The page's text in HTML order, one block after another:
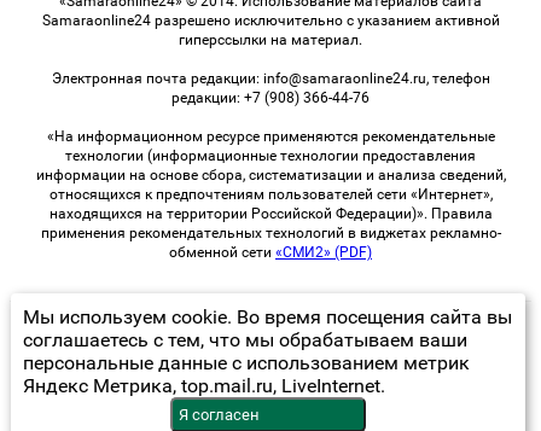
Samaraonline24 разрешено исключительно с указанием активной
гиперссылки на материал.
Электронная почта редакции: info@samaraonline24.ru, телефон
редакции: +7 (908) 366-44-76
«На информационном ресурсе применяются рекомендательные
технологии (информационные технологии предоставления
информации на основе сбора, систематизации и анализа сведений,
относящихся к предпочтениям пользователей сети «Интернет»,
находящихся на территории Российской Федерации)». Правила
применения рекомендательных технологий в виджетах рекламно-
обменной сети «СМИ2» (PDF)
© 2026 «samaraOnline24» | Все права защищены
Возрастная категория сайта 16+
Политика конфиденциальности
Мы используем cookie. Во время посещения сайта вы
соглашаетесь с тем, что мы обрабатываем ваши
персональные данные с использованием метрик
Яндекс Метрика, top.mail.ru, LiveInternet.
Я согласен